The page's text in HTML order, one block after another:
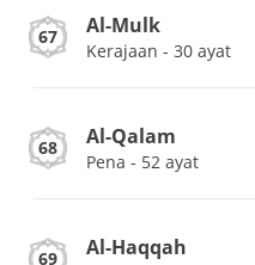
67 Al-Mulk
Kerajaan - 30 ayat
68 Al-Qalam
Pena - 52 ayat
69 Al-Haqqah